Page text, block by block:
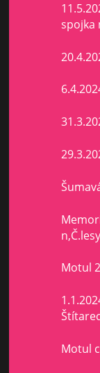
spojka
n,Č.lesy
Motul
Motul